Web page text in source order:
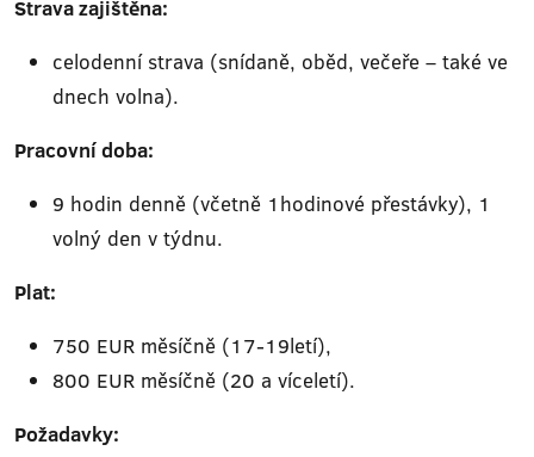
Strava zajištěna:
celodenní strava (snídaně, oběd, večeře – také ve
dnech volna).
Pracovní doba:
9 hodin denně (včetně 1hodinové přestávky), 1
volný den v týdnu.
Plat:
750 EUR měsíčně (17-19letí),
800 EUR měsíčně (20 a víceletí).
Požadavky: